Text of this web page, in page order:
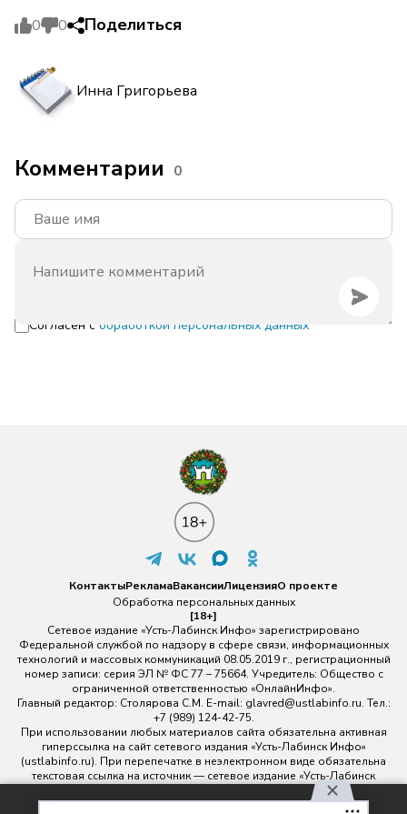
0 0 Поделиться
Инна Григорьева
Комментарии 0
Согласен с обработкой персональных данных
КонтактыРекламаВакансииЛицензияО проекте
Обработка персональных данных
[18+]
Сетевое издание «Усть-Лабинск Инфо» зарегистрировано
Федеральной службой по надзору в сфере связи, информационных
технологий и массовых коммуникаций 08.05.2019 г., регистрационный
номер записи: серия ЭЛ № ФС 77 – 75664. Учредитель: Общество с
ограниченной ответственностью «ОнлайнИнфо».
Главный редактор: Столярова С.М. E-mail: glavred@ustlabinfo.ru. Тел.:
+7 (989) 124-42-75.
При использовании любых материалов сайта обязательна активная
гиперссылка на сайт сетевого издания «Усть-Лабинск Инфо»
(ustlabinfo.ru). При перепечатке в неэлектронном виде обязательна
текстовая ссылка на источник — сетевое издание «Усть-Лабинск
Использование фото- и видеоматериалов без письменного